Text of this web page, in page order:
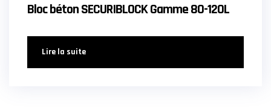
Bloc béton SECURIBLOCK Gamme 80-120L
Lire la suite